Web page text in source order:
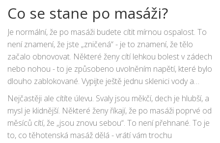
základní oleje - to je ideální volba pro první setkání.
Co se stane po masáži?
Je normální, že po masáži budete cítit mírnou ospalost. To
není znamení, že jste „zničená“ - je to znamení, že tělo
začalo obnovovat. Některé ženy cítí lehkou bolest v zádech
nebo nohou - to je způsobeno uvolněním napětí, které bylo
dlouho zablokované. Vypijte ještě jednu sklenici vody a
odpočiňte si. Pokud se cítíte zle - závratě, nevolnost, bolest
hlavy - okamžitě kontaktujte svého lékaře. To je vzácné, ale
důležité.
Nejčastěji ale cítíte úlevu. Svaly jsou měkčí, dech je hlubší, a
mysl je klidnější. Některé ženy říkají, že po masáži poprvé od
měsíců cítí, že „jsou znovu sebou“. To není přehnané. To je
to, co těhotenská masáž dělá - vrátí vám trochu